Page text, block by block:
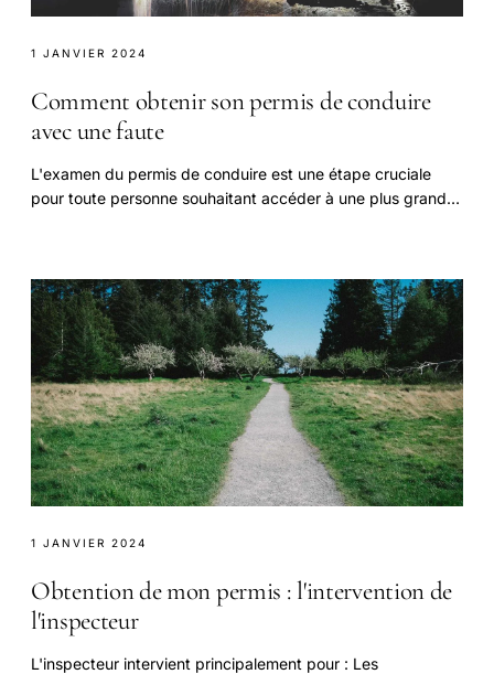
1 JANVIER 2024
Comment obtenir son permis de conduire
avec une faute
L'examen du permis de conduire est une étape cruciale
pour toute personne souhaitant accéder à une plus grande
1 JANVIER 2024
Obtention de mon permis : l'intervention de
l'inspecteur
L'inspecteur intervient principalement pour : Les